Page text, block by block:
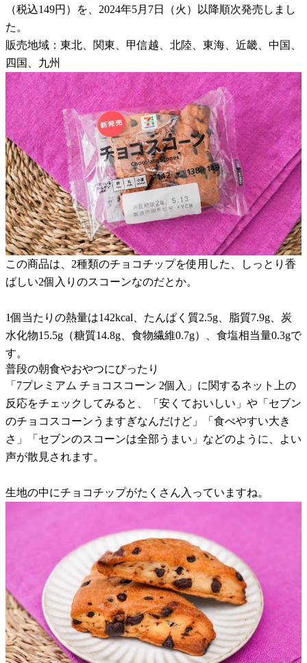
（税込149円）を、2024年5月7日（火）以降順次発売しまし
た。
販売地域：東北、関東、甲信越、北陸、東海、近畿、中国、
四国、九州
この商品は、2種類のチョコチップを使用した、しっとり香
ばしい2個入りのスコーンなのだとか。
1個当たりの熱量は142kcal、たんぱく質2.5g、脂質7.9g、炭
水化物15.5g（糖質14.8g、食物繊維0.7g）、食塩相当量0.3gで
す。
普段の朝食やおやつにぴったり
「7プレミアム チョコスコーン 2個入」に関するネット上の
反応をチェックしてみると、「安くておいしい」や「セブン
のチョコスコーンうますぎなんだけど」「食べやすい大き
さ」「セブンのスコーンは全部うまい」などのように、よい
声が散見されます。
生地の中にチョコチップがたくさん入っていますね。